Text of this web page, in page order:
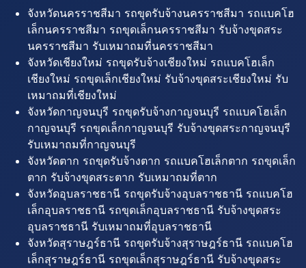
จังหวัดนครราชสีมา รถขุดรับจ้างนครราชสีมา รถแบคโฮ
เล็กนครราชสีมา รถขุดเล็กนครราชสีมา รับจ้างขุดสระ
นครราชสีมา รับเหมาถมที่นครราชสีมา
จังหวัดเชียงใหม่ รถขุดรับจ้างเชียงใหม่ รถแบคโฮเล็ก
เชียงใหม่ รถขุดเล็กเชียงใหม่ รับจ้างขุดสระเชียงใหม่ รับ
เหมาถมที่เชียงใหม่
จังหวัดกาญจนบุรี รถขุดรับจ้างกาญจนบุรี รถแบคโฮเล็ก
กาญจนบุรี รถขุดเล็กกาญจนบุรี รับจ้างขุดสระกาญจนบุรี
รับเหมาถมที่กาญจนบุรี
จังหวัดตาก รถขุดรับจ้างตาก รถแบคโฮเล็กตาก รถขุดเล็ก
ตาก รับจ้างขุดสระตาก รับเหมาถมที่ตาก
จังหวัดอุบลราชธานี รถขุดรับจ้างอุบลราชธานี รถแบคโฮ
เล็กอุบลราชธานี รถขุดเล็กอุบลราชธานี รับจ้างขุดสระ
อุบลราชธานี รับเหมาถมที่อุบลราชธานี
จังหวัดสุราษฎร์ธานี รถขุดรับจ้างสุราษฎร์ธานี รถแบคโฮ
เล็กสุราษฎร์ธานี รถขุดเล็กสุราษฎร์ธานี รับจ้างขุดสระ